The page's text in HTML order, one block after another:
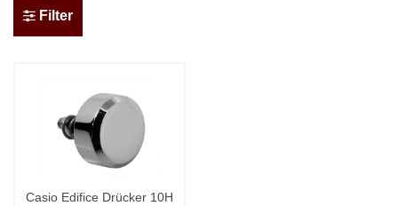
Filter
Casio Edifice Drücker 10H